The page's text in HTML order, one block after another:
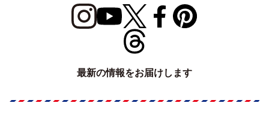
最新の情報をお届けします